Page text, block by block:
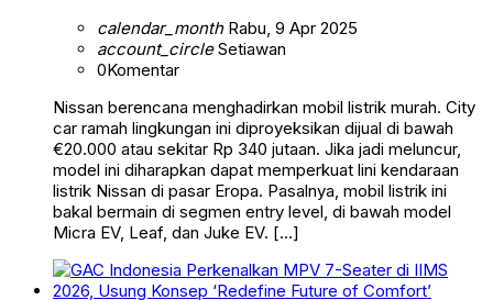
calendar_monthRabu, 9 Apr 2025
account_circleSetiawan
0Komentar
Nissan berencana menghadirkan mobil listrik murah. City
car ramah lingkungan ini diproyeksikan dijual di bawah
€20.000 atau sekitar Rp 340 jutaan. Jika jadi meluncur,
model ini diharapkan dapat memperkuat lini kendaraan
listrik Nissan di pasar Eropa. Pasalnya, mobil listrik ini
bakal bermain di segmen entry level, di bawah model
Micra EV, Leaf, dan Juke EV. […]